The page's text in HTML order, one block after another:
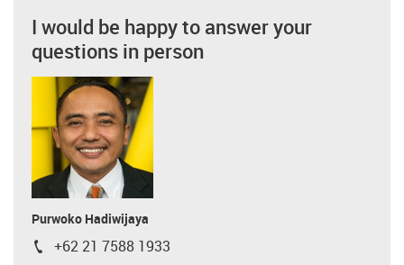
I would be happy to answer your
questions in person
Purwoko Hadiwijaya
igus-icon-phone
+62 21 7588 1933